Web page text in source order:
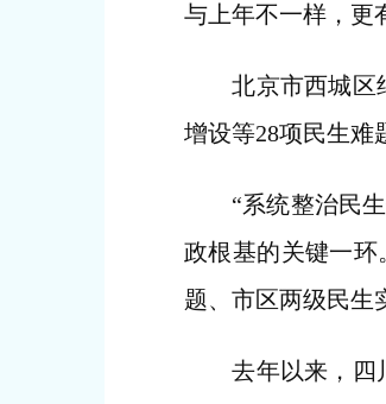
与上年不一样，更
北京市西城区纪
增设等28项民生难
“系统整治民生
政根基的关键一环
题、市区两级民生
去年以来，四川